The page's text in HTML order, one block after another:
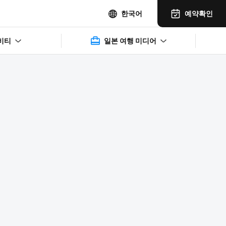
티 일본 여행 미디어
한국어 예약확인